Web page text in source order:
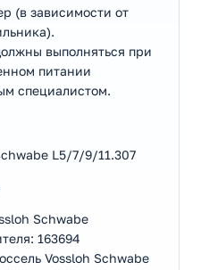
(в зависимости от
выполняться при
питании
специалистом.
L5/7/9/11.307
Schwabe
163694
Vossloh Schwabe